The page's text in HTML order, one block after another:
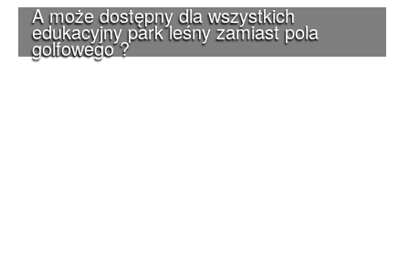
A może dostępny dla wszystkich
edukacyjny park leśny zamiast pola
golfowego ?